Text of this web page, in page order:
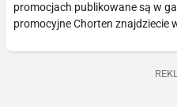
promocjach publikowane są w
promocyjne Chorten znajdziecie